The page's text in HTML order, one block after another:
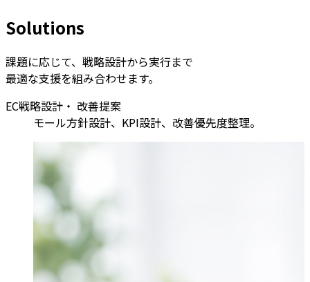
Solutions
課題に応じて、戦略設計から実行まで
最適な支援を組み合わせます。
EC戦略設計・ 改善提案
モール方針設計、KPI設計、改善優先度整理。